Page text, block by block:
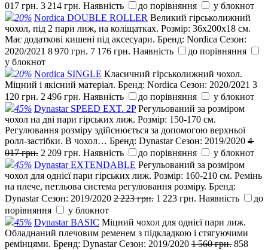
017 грн. 3 214 грн. Наявність до порівняння
у блокнот
20% Nordica DOUBLE ROLLER Великий гірськолижний
чохол, під 2 пари лиж, на коліщатках. Розмір: 36x200x18 см.
Має додаткові кишені під аксесуари. Бренд: Nordica Сезон:
2020/2021 8 970 грн. 7 176 грн. Наявність
до порівняння
у блокнот
20% Nordica SINGLE Класичний гірськолижний чохол.
Міцний і якісний матеріал. Бренд: Nordica Сезон: 2020/2021 3
120 грн. 2 496 грн. Наявність до порівняння
у блокнот
45% Dynastar SPEED EXT. 2P Регульований за розміром
чохол на дві пари гірських лиж. Розмір: 150-170 см.
Регулювання розміру здійснюється за допомогою верхньої
ролл-застібки. В чохол… Бренд: Dynastar Сезон: 2019/2020 4
017 грн. 2 209 грн. Наявність до порівняння
у блокнот
45% Dynastar EXTENDABLE Регульований за розміром
чохол для однієї пари гірських лиж. Розмір: 160-210 см. Ремінь
на плече, петльова система регулювання розміру. Бренд:
Dynastar Сезон: 2019/2020 2 223 грн. 1 223 грн. Наявність
до
порівняння
у блокнот
45% Dynastar BASIC Міцний чохол для однієї пари лиж.
Обладнаний плечовим ременем з підкладкою і стягуючими
ремінцями. Бренд: Dynastar Сезон: 2019/2020 1 560 грн. 858